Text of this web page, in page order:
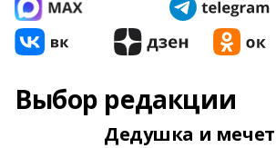
Выбор редакции
Дедушка и